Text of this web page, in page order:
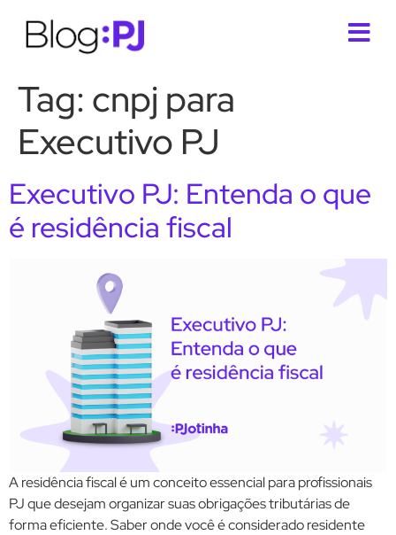
Tag: cnpj para
Executivo PJ
Executivo PJ: Entenda o que
é residência fiscal
A residência fiscal é um conceito essencial para profissionais
PJ que desejam organizar suas obrigações tributárias de
forma eficiente. Saber onde você é considerado residente